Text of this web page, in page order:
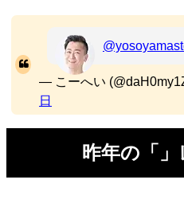
— こーへい
日
昨年の「